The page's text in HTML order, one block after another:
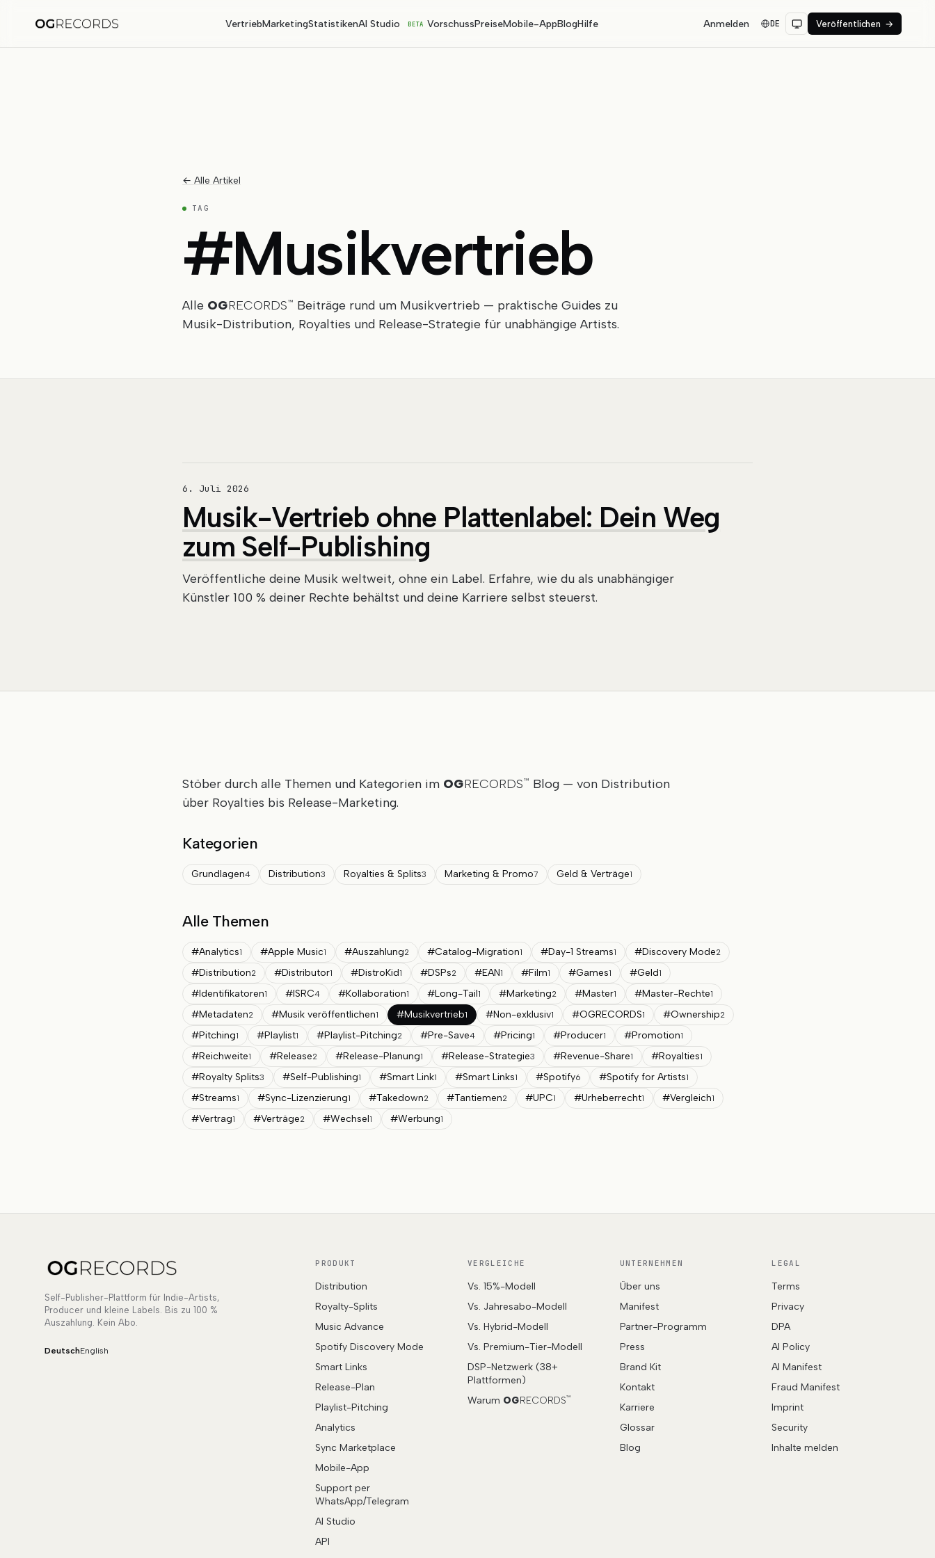
VertriebMarketingStatistikenAI Studio BETA VorschussPreiseMobile-AppBlogHilfe Anmelden DE Veröffentlichen →
← Alle Artikel
TAG
#Musikvertrieb
Alle OGRECORDS™
Beiträge rund um Musikvertrieb — praktische Guides zu
Musik-Distribution, Royalties und Release-Strategie für unabhängige Artists.
6. Juli 2026
Musik-Vertrieb ohne Plattenlabel: Dein Weg
zum Self-Publishing
Veröffentliche deine Musik weltweit, ohne ein Label. Erfahre, wie du als unabhängiger
Künstler 100 % deiner Rechte behältst und deine Karriere selbst steuerst.
Stöber durch alle Themen und Kategorien im OGRECORDS™
Blog — von Distribution
über Royalties bis Release-Marketing.
Kategorien
Grundlagen4 Distribution3 Royalties & Splits3 Marketing & Promo7 Geld & Verträge1
Alle Themen
#Analytics1 #Apple Music1 #Auszahlung2 #Catalog-Migration1 #Day-1 Streams1 #Discovery Mode2
#Distribution2 #Distributor1 #DistroKid1 #DSPs2 #EAN1 #Film1 #Games1 #Geld1
#Identifikatoren1 #ISRC4 #Kollaboration1 #Long-Tail1 #Marketing2 #Master1 #Master-Rechte1
#Metadaten2 #Musik veröffentlichen1 #Musikvertrieb1 #Non-exklusiv1 #OGRECORDS1 #Ownership2
#Pitching1 #Playlist1 #Playlist-Pitching2 #Pre-Save4 #Pricing1 #Producer1 #Promotion1
#Reichweite1 #Release2 #Release-Planung1 #Release-Strategie3 #Revenue-Share1 #Royalties1
#Royalty Splits3 #Self-Publishing1 #Smart Link1 #Smart Links1 #Spotify6 #Spotify for Artists1
#Streams1 #Sync-Lizenzierung1 #Takedown2 #Tantiemen2 #UPC1 #Urheberrecht1 #Vergleich1
#Vertrag1 #Verträge2 #Wechsel1 #Werbung1
Self-Publisher-Plattform für Indie-Artists,
Producer und kleine Labels. Bis zu 100 %
Auszahlung. Kein Abo.
DeutschEnglish
PRODUKT
Distribution
Royalty-Splits
Music Advance
Spotify Discovery Mode
Smart Links
Release-Plan
Playlist-Pitching
Analytics
Sync Marketplace
Mobile-App
Support per
WhatsApp/Telegram
AI Studio
API
VERGLEICHE
Vs. 15%-Modell
Vs. Jahresabo-Modell
Vs. Hybrid-Modell
Vs. Premium-Tier-Modell
DSP-Netzwerk (38+
Plattformen)
Warum OGRECORDS™
UNTERNEHMEN
Über uns
Manifest
Partner-Programm
Press
Brand Kit
Kontakt
Karriere
Glossar
Blog
LEGAL
Terms
Privacy
DPA
AI Policy
AI Manifest
Fraud Manifest
Imprint
Security
Inhalte melden